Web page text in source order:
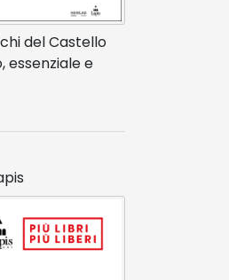
del Castello
e